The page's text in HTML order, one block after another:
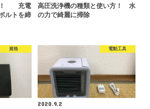
！ 充電
ルトを締
高圧洗浄機の種類と使い方！ 水
の力で綺麗に掃除
資格 電動工具
2020.9.2